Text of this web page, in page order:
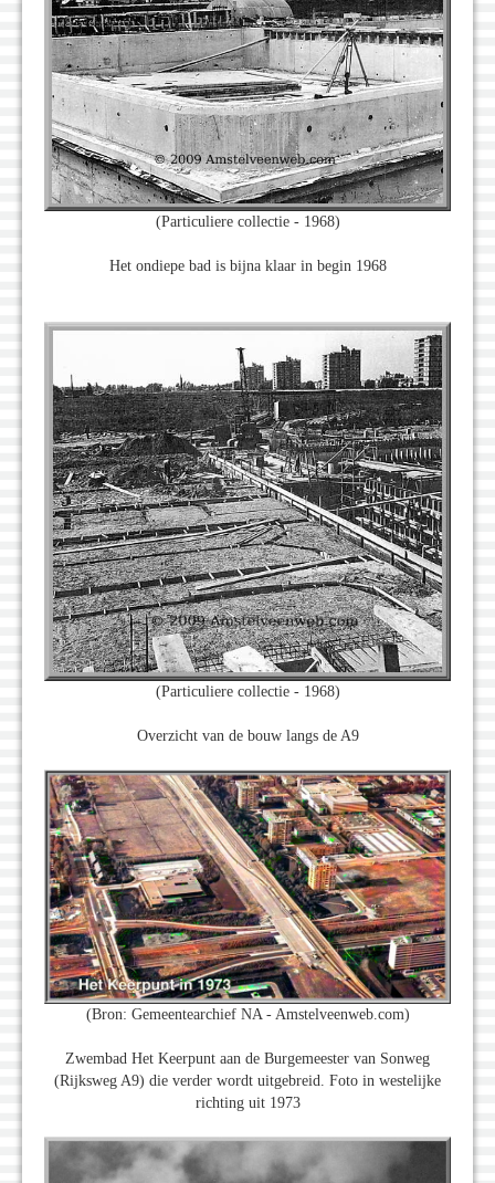
(Particuliere collectie - 1968)
Het ondiepe bad is bijna klaar in begin 1968
(Particuliere collectie - 1968)
Overzicht van de bouw langs de A9
(Bron: Gemeentearchief NA - Amstelveenweb.com)
Zwembad Het Keerpunt aan de Burgemeester van Sonweg
(Rijksweg A9) die verder wordt uitgebreid. Foto in westelijke
richting uit 1973